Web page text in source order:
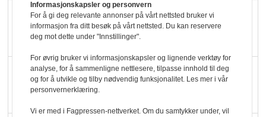
Slik opprettholdes
ølsalget
Færre varer, men fulle
hyller
Informasjonskapsler og personvern
For å gi deg relevante annonser på vårt nettsted bruker vi
informasjon fra ditt besøk på vårt nettsted. Du kan reservere
deg mot dette under "Innstillinger".
For øvrig bruker vi informasjonskapsler og lignende verktøy for
analyse, for å sammenligne nettlesere, tilpasse innhold til deg
og for å utvikle og tilby nødvendig funksjonalitet. Les mer i vår
personvernerklæring.
Vi er med i Fagpressen-nettverket. Om du samtykker under, vil